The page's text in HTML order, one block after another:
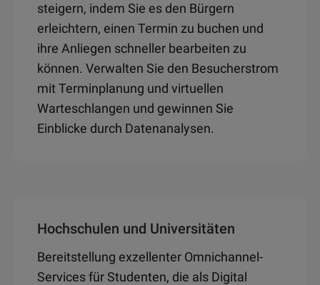
steigern, indem Sie es den Bürgern
erleichtern, einen Termin zu buchen und
ihre Anliegen schneller bearbeiten zu
können. Verwalten Sie den Besucherstrom
mit Terminplanung und virtuellen
Warteschlangen und gewinnen Sie
Einblicke durch Datenanalysen.
Hochschulen und Universitäten
Bereitstellung exzellenter Omnichannel-
Services für Studenten, die als Digital